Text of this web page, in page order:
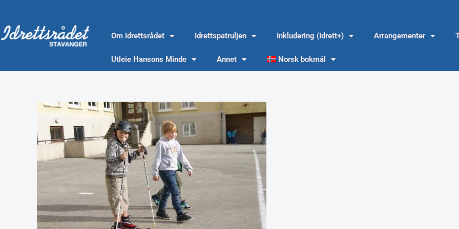
til
innholdet
Om Idrettsrådet Idrettspatruljen Inkludering (Idrett+) Arrangementer
Utleie Hansons Minde Annet Norsk bokmål